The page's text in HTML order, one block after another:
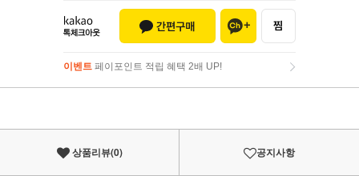
이벤트 페이포인트 적립 혜택 2배 UP!
이벤트페이포인트 적립 혜택 2배 UP!
상품리뷰(0) 공지사항